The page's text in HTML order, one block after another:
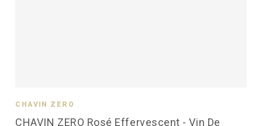
CHAVIN ZERO Rosé Effervescent - Vin De
CHAVIN ZÉRO